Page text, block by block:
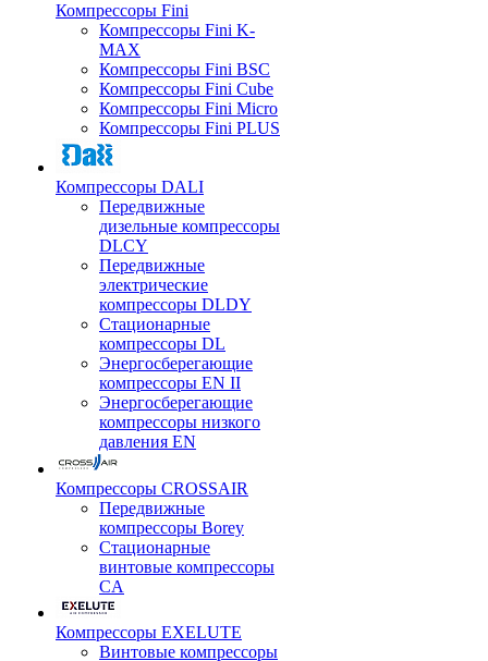
Компрессоры Fini
Компрессоры Fini K-
MAX
Компрессоры Fini BSC
Компрессоры Fini Cube
Компрессоры Fini Micro
Компрессоры Fini PLUS
Компрессоры DALI
Передвижные
дизельные компрессоры
DLCY
Передвижные
электрические
компрессоры DLDY
Стационарные
компрессоры DL
Энергосберегающие
компрессоры EN II
Энергосберегающие
компрессоры низкого
давления EN
Компрессоры CROSSAIR
Передвижные
компрессоры Borey
Стационарные
винтовые компрессоры
CA
Компрессоры EXELUTE
Винтовые компрессоры